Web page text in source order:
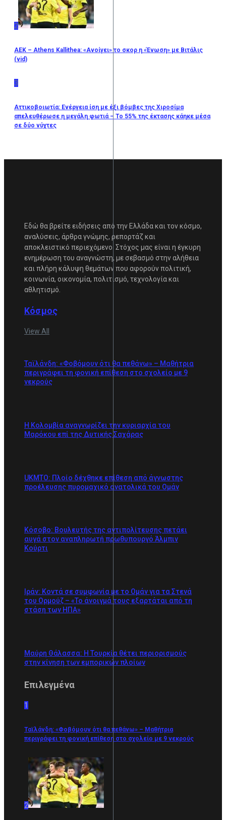
2
ΑΕΚ – Athens Kallithea: «Ανοίγει» το σκορ η «Ένωση» με Βιτάλις
(vid)
3
Αττικοβοιωτία: Ενέργεια ίση με έξι βόμβες της Χιροσίμα
απελευθέρωσε η μεγάλη φωτιά – Το 55% της έκτασης κάηκε μέσα
σε δύο νύχτες
Εδώ θα βρείτε ειδήσεις από την Ελλάδα και τον κόσμο,
αναλύσεις, άρθρα γνώμης, ρεπορτάζ και
αποκλειστικό περιεχόμενο. Στόχος μας είναι η έγκυρη
ενημέρωση του αναγνώστη, με σεβασμό στην αλήθεια
και πλήρη κάλυψη θεμάτων που αφορούν πολιτική,
κοινωνία, οικονομία, πολιτισμό, τεχνολογία και
αθλητισμό.
Κόσμος
View All
Ταϊλάνδη: «Φοβόμουν ότι θα πεθάνω» – Μαθήτρια
περιγράφει τη φονική επίθεση στο σχολείο με 9
νεκρούς
Η Κολομβία αναγνωρίζει την κυριαρχία του
Μαρόκου επί της Δυτικής Σαχάρας
UKMTO: Πλοίο δέχθηκε επίθεση από άγνωστης
προέλευσης πυρομαχικό ανατολικά του Ομάν
Κόσοβο: Βουλευτής της αντιπολίτευσης πετάει
αυγά στον αναπληρωτή πρωθυπουργό Άλμπιν
Κούρτι
Ιράν: Κοντά σε συμφωνία με το Ομάν για τα Στενά
του Ορμούζ – «Το άνοιγμά τους εξαρτάται από τη
στάση των ΗΠΑ»
Μαύρη Θάλασσα: Η Τουρκία θέτει περιορισμούς
στην κίνηση των εμπορικών πλοίων
Επιλεγμένα
1
Ταϊλάνδη: «Φοβόμουν ότι θα πεθάνω» – Μαθήτρια
περιγράφει τη φονική επίθεση στο σχολείο με 9 νεκρούς
2